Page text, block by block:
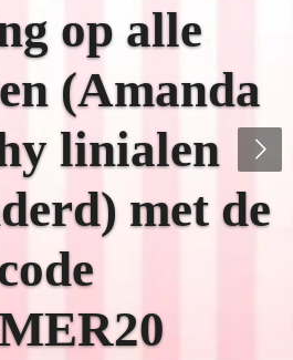
op alle
(Amanda
linialen
met de